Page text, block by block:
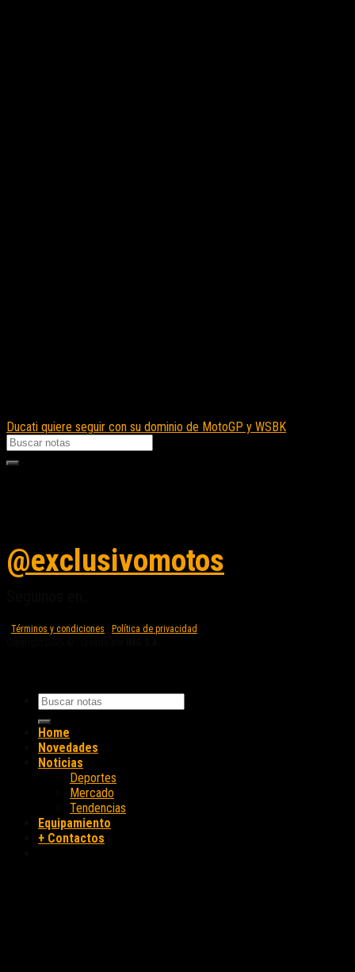
Ducati quiere seguir con su dominio de MotoGP y WSBK
@exclusivomotos
Términos y condiciones
Política de privacidad
Home
Novedades
Noticias
Deportes
Mercado
Tendencias
Equipamiento
+ Contactos